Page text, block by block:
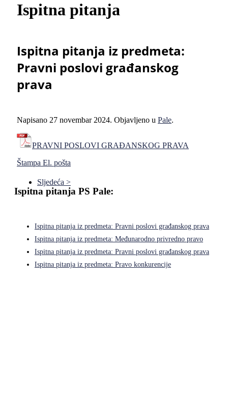
Ispitna pitanja
Ispitna pitanja iz predmeta:
Pravni poslovi građanskog
prava
Napisano 27 novembar 2024. Objavljeno u Pale.
PRAVNI POSLOVI GRAĐANSKOG PRAVA
Štampa El. pošta
Sljedeća >
Ispitna pitanja PS Pale:
Ispitna pitanja iz predmeta: Pravni poslovi građanskog prava
Ispitna pitanja iz predmeta: Međunarodno privredno pravo
Ispitna pitanja iz predmeta: Pravni poslovi građanskog prava
Ispitna pitanja iz predmeta: Pravo konkurencije